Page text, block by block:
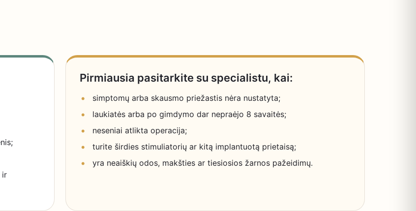
ir
Pirmiausia pasitarkite su specialistu, kai:
simptomų arba skausmo priežastis nėra nustatyta;
laukiatės arba po gimdymo dar nepraėjo 8 savaitės;
neseniai atlikta operacija;
turite širdies stimuliatorių ar kitą implantuotą prietaisą;
yra neaiškių odos, makšties ar tiesiosios žarnos pažeidimų.